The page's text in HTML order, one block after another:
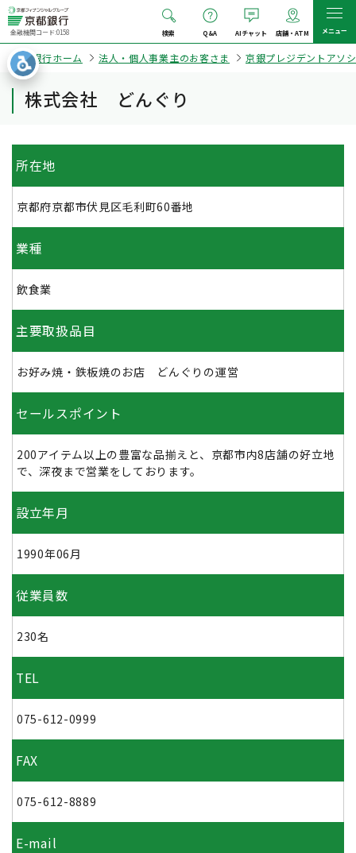
金融機関コード:0158 検索 Q&A AIチャット 店舗・ATM メニュー
京都銀行ホーム 法人・個人事業主のお客さま 京銀プレジデントアソ
株式会社 どんぐり
所在地
京都府京都市伏見区毛利町60番地
業種
飲食業
主要取扱品目
お好み焼・鉄板焼のお店 どんぐりの運営
セールスポイント
200アイテム以上の豊富な品揃えと、京都市内8店舗の好立地
で、深夜まで営業をしております。
設立年月
1990年06月
従業員数
230名
TEL
075-612-0999
FAX
075-612-8889
E-mail